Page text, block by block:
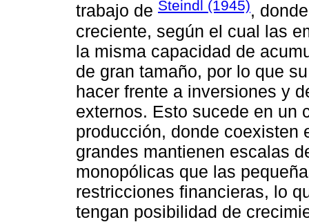
trabajo de Steindl (1945),
creciente, según el cual las
la misma capacidad de
de gran tamaño, por lo que
hacer frente a inversiones y
externos. Esto sucede en un
producción, donde coexisten
grandes mantienen escalas
monopólicas que las
restricciones financieras, lo
tengan posibilidad de